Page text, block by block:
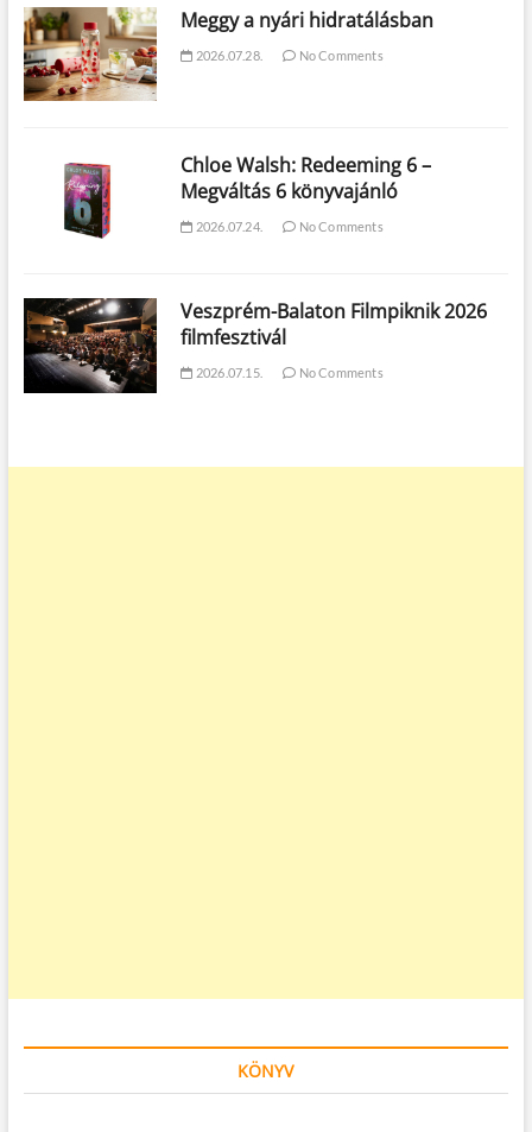
Meggy a nyári hidratálásban
2026.07.28. No Comments
Chloe Walsh: Redeeming 6 –
Megváltás 6 könyvajánló
2026.07.24. No Comments
Veszprém-Balaton Filmpiknik 2026
filmfesztivál
2026.07.15. No Comments
KÖNYV